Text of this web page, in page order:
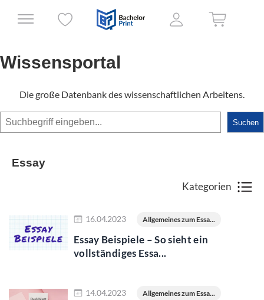
Wissensportal
Die große Datenbank des wissenschaftlichen Arbeitens.
Suchen Suchen
Essay
Kategorien
16.04.2023 Allgemeines zum Essa...
Essay Beispiele – So sieht ein
vollständiges Essa...
14.04.2023 Allgemeines zum Essa...